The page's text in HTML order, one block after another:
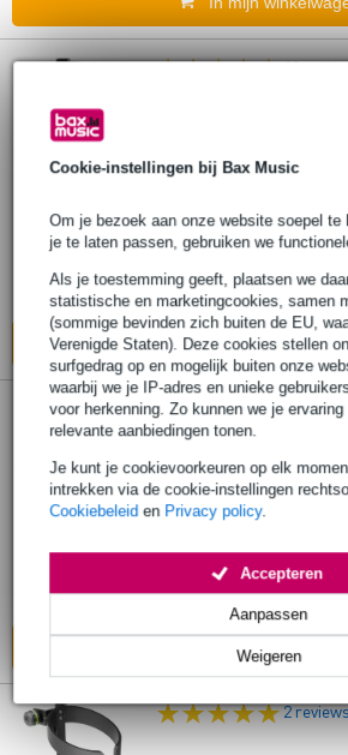
Cookie-instellingen bij Bax Music
Om je bezoek aan onze website soepel te
je te laten passen, gebruiken we
Als je toestemming geeft, plaatsen we
statistische en marketingcookies, samen
(sommige bevinden zich buiten de EU,
Verenigde Staten). Deze cookies stellen
surfgedrag op en mogelijk buiten onze
waarbij we je IP-adres en unieke
voor herkenning. Zo kunnen we je ervaring
relevante aanbiedingen tonen.
Je kunt je cookievoorkeuren op elk
intrekken via de cookie-instellingen
Cookiebeleid en Privacy policy.
Weigeren
Aanpassen
Accepteren
10
Adviesprijs € 15,10 €
Op voorraad bij de
Ook in2 winkelsop
In mijn
3
Gravity MA TRAY 1
microfoonstatief
Adviesprijs € 30,- €
Op voorraad bij de
In mijn
2